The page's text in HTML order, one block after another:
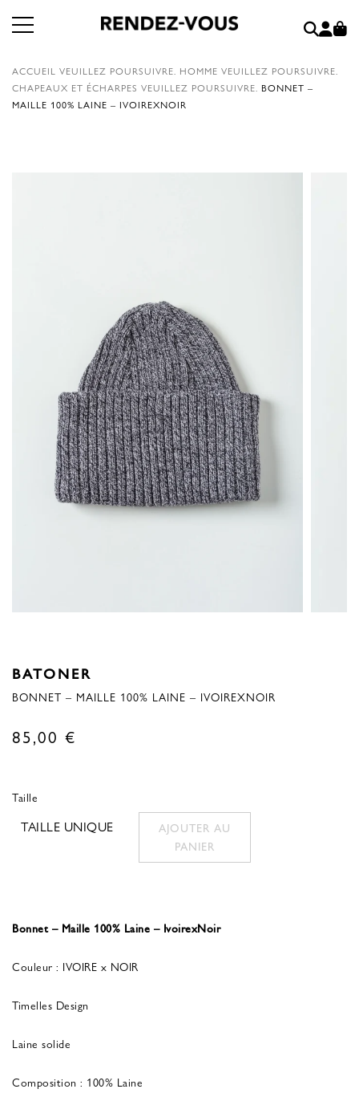
ACCUEIL VEUILLEZ POURSUIVRE. HOMME VEUILLEZ POURSUIVRE.
CHAPEAUX ET ÉCHARPES VEUILLEZ POURSUIVRE. BONNET –
MAILLE 100% LAINE – IVOIREXNOIR
BATONER
BONNET – MAILLE 100% LAINE – IVOIREXNOIR
85,00 €
Taille
TAILLE UNIQUE
AJOUTER AU
PANIER
Bonnet – Maille 100% Laine – IvoirexNoir
Couleur : IVOIRE x NOIR
Timelles Design
Laine solide
Composition : 100% Laine